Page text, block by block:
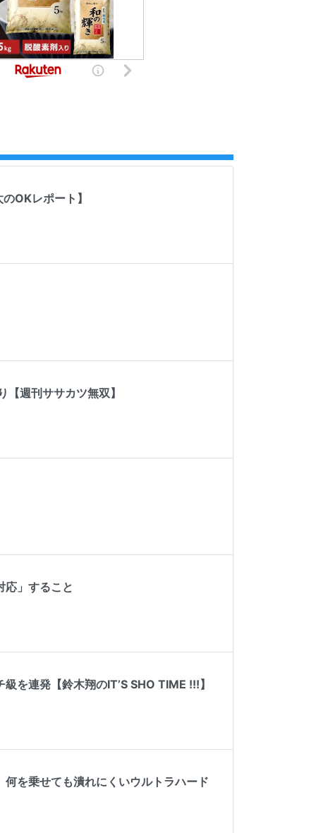
OKレポート】
週刊ササカツ無双】
応」すること
を連発【鈴木翔のIT’S SHO TIME !!!】
を乗せても潰れにくいウルトラハード